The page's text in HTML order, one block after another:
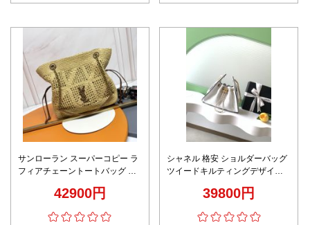
サンローラン スーパーコピー ラ
フィアチェーントートバッグ 編
42900円
シャネル 格安 ショルダーバッグ
ツイードキルティングデザイン
39800円